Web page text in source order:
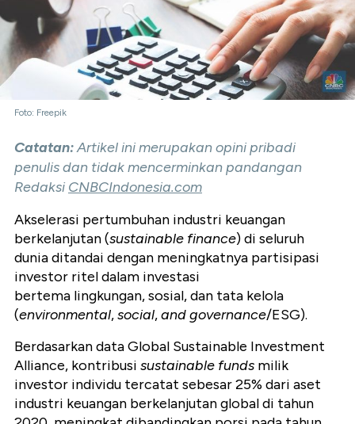
Foto: Freepik
Catatan:Artikel ini merupakan opini pribadi
penulis dan tidak mencerminkan pandangan
Redaksi CNBCIndonesia.com
Akselerasi pertumbuhan industri keuangan
berkelanjutan (sustainable finance) di seluruh
dunia ditandai dengan meningkatnya partisipasi
investor ritel dalam investasi
bertema lingkungan, sosial, dan tata kelola
(environmental,social,andgovernance/ESG).
Berdasarkan data Global Sustainable Investment
Alliance, kontribusi sustainable funds milik
investor individu tercatat sebesar 25% dari aset
industri keuangan berkelanjutan global di tahun